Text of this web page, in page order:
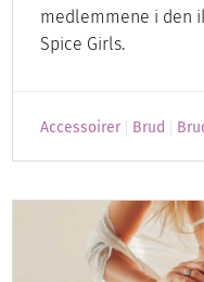
medlemmene i den
Spice Girls.
Accessoirer Brud